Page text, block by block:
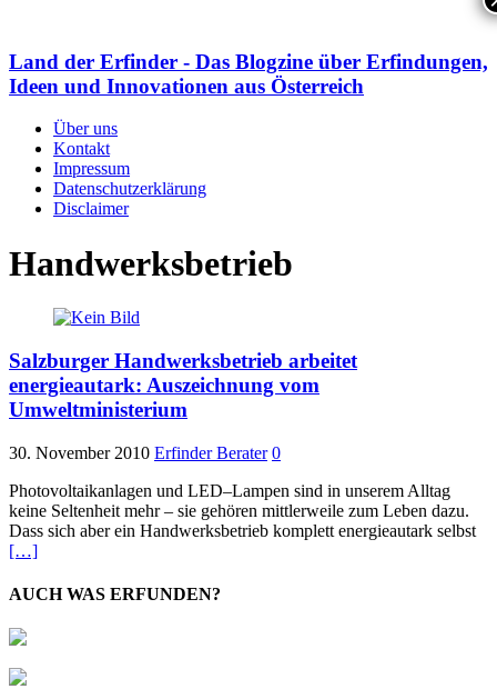
Land der Erfinder - Das Blogzine über Erfindungen,
Ideen und Innovationen aus Österreich
Über uns
Kontakt
Impressum
Datenschutzerklärung
Disclaimer
Handwerksbetrieb
Salzburger Handwerksbetrieb arbeitet
energieautark: Auszeichnung vom
Umweltministerium
30. November 2010 Erfinder Berater 0
Photovoltaikanlagen und LED–Lampen sind in unserem Alltag
keine Seltenheit mehr – sie gehören mittlerweile zum Leben dazu.
Dass sich aber ein Handwerksbetrieb komplett energieautark selbst
[…]
AUCH WAS ERFUNDEN?